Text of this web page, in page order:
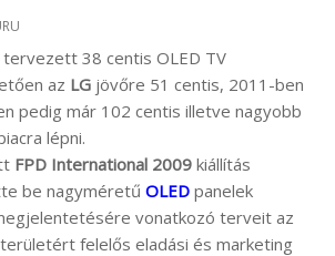
38 centis OLED TV
az LG jövőre 51 centis, 2011-ben
pedig már 102 centis illetve nagyobb
lépni.
FPD International 2009 kiállítás
be nagyméretű OLED panelek
vonatkozó terveit az
területért felelős eladási és marketing